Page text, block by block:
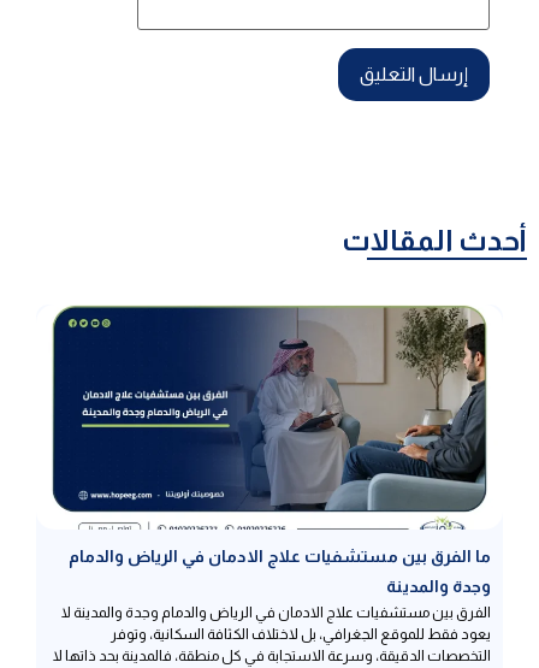
أحدث المقالات
ما الفرق بين مستشفيات علاج الادمان في الرياض والدمام
وجدة والمدينة
الفرق بين مستشفيات علاج الادمان في الرياض والدمام وجدة والمدينة لا
يعود فقط للموقع الجغرافي، بل لاختلاف الكثافة السكانية، وتوفر
التخصصات الدقيقة، وسرعة الاستجابة في كل منطقة، فالمدينة بحد ذاتها لا